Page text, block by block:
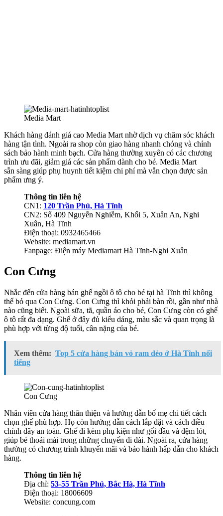
Media Mart
Khách hàng đánh giá cao Media Mart nhờ dịch vụ chăm sóc khách
hàng tận tình. Ngoài ra shop còn giao hàng nhanh chóng và chính
sách bảo hành minh bạch. Cửa hàng thường xuyên có các chương
trình ưu đãi, giảm giá các sản phẩm dành cho bé. Media Mart
sẵn sàng giúp phụ huynh tiết kiệm chi phí mà vẫn chọn được sản
phẩm ưng ý.
Thông tin liên hệ
CN1: 120 Trần Phú, Hà Tĩnh
CN2: Số 409 Nguyễn Nghiễm, Khối 5, Xuân An, Nghi
Xuân, Hà Tĩnh
Điện thoại: 0932465466
Website: mediamart.vn
Fanpage: Điện máy Mediamart Hà Tĩnh-Nghi Xuân
Con Cưng
Nhắc đến cửa hàng bán ghế ngồi ô tô cho bé tại hà Tĩnh thì không
thể bỏ qua Con Cưng. Con Cưng thì khỏi phải bàn rồi, gần như nhà
nào cũng biết. Ngoài sữa, tã, quần áo cho bé, Con Cưng còn có ghế
ô tô rất đa dạng. Ghế ở đây đủ kiểu dáng, màu sắc và quan trọng là
phù hợp với từng độ tuổi, cân nặng của bé.
Xem thêm: Top 5 cửa hàng bán vỏ ram dẻo ở Hà Tĩnh nổi
tiếng
Con Cưng
Nhân viên cửa hàng thân thiện và hướng dẫn bố mẹ chi tiết cách
chọn ghế phù hợp. Họ còn hướng dẫn cách lắp đặt và cách điều
chỉnh dây an toàn. Ghế đi kèm phụ kiện như gối đầu và đệm lót,
giúp bé thoải mái trong những chuyến đi dài. Ngoài ra, cửa hàng
thường có chương trình khuyến mãi và bảo hành hấp dẫn cho khách
hàng.
Thông tin liên hệ
Địa chỉ: 53-55 Trần Phú, Bắc Hà, Hà Tĩnh
Điện thoại: 18006609
Website: concung.com